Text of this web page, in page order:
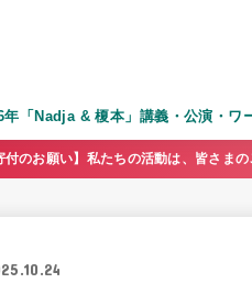
年「Nadja & 榎本」講義・公演・ワ
付のお願い】私たちの活動は、皆さま